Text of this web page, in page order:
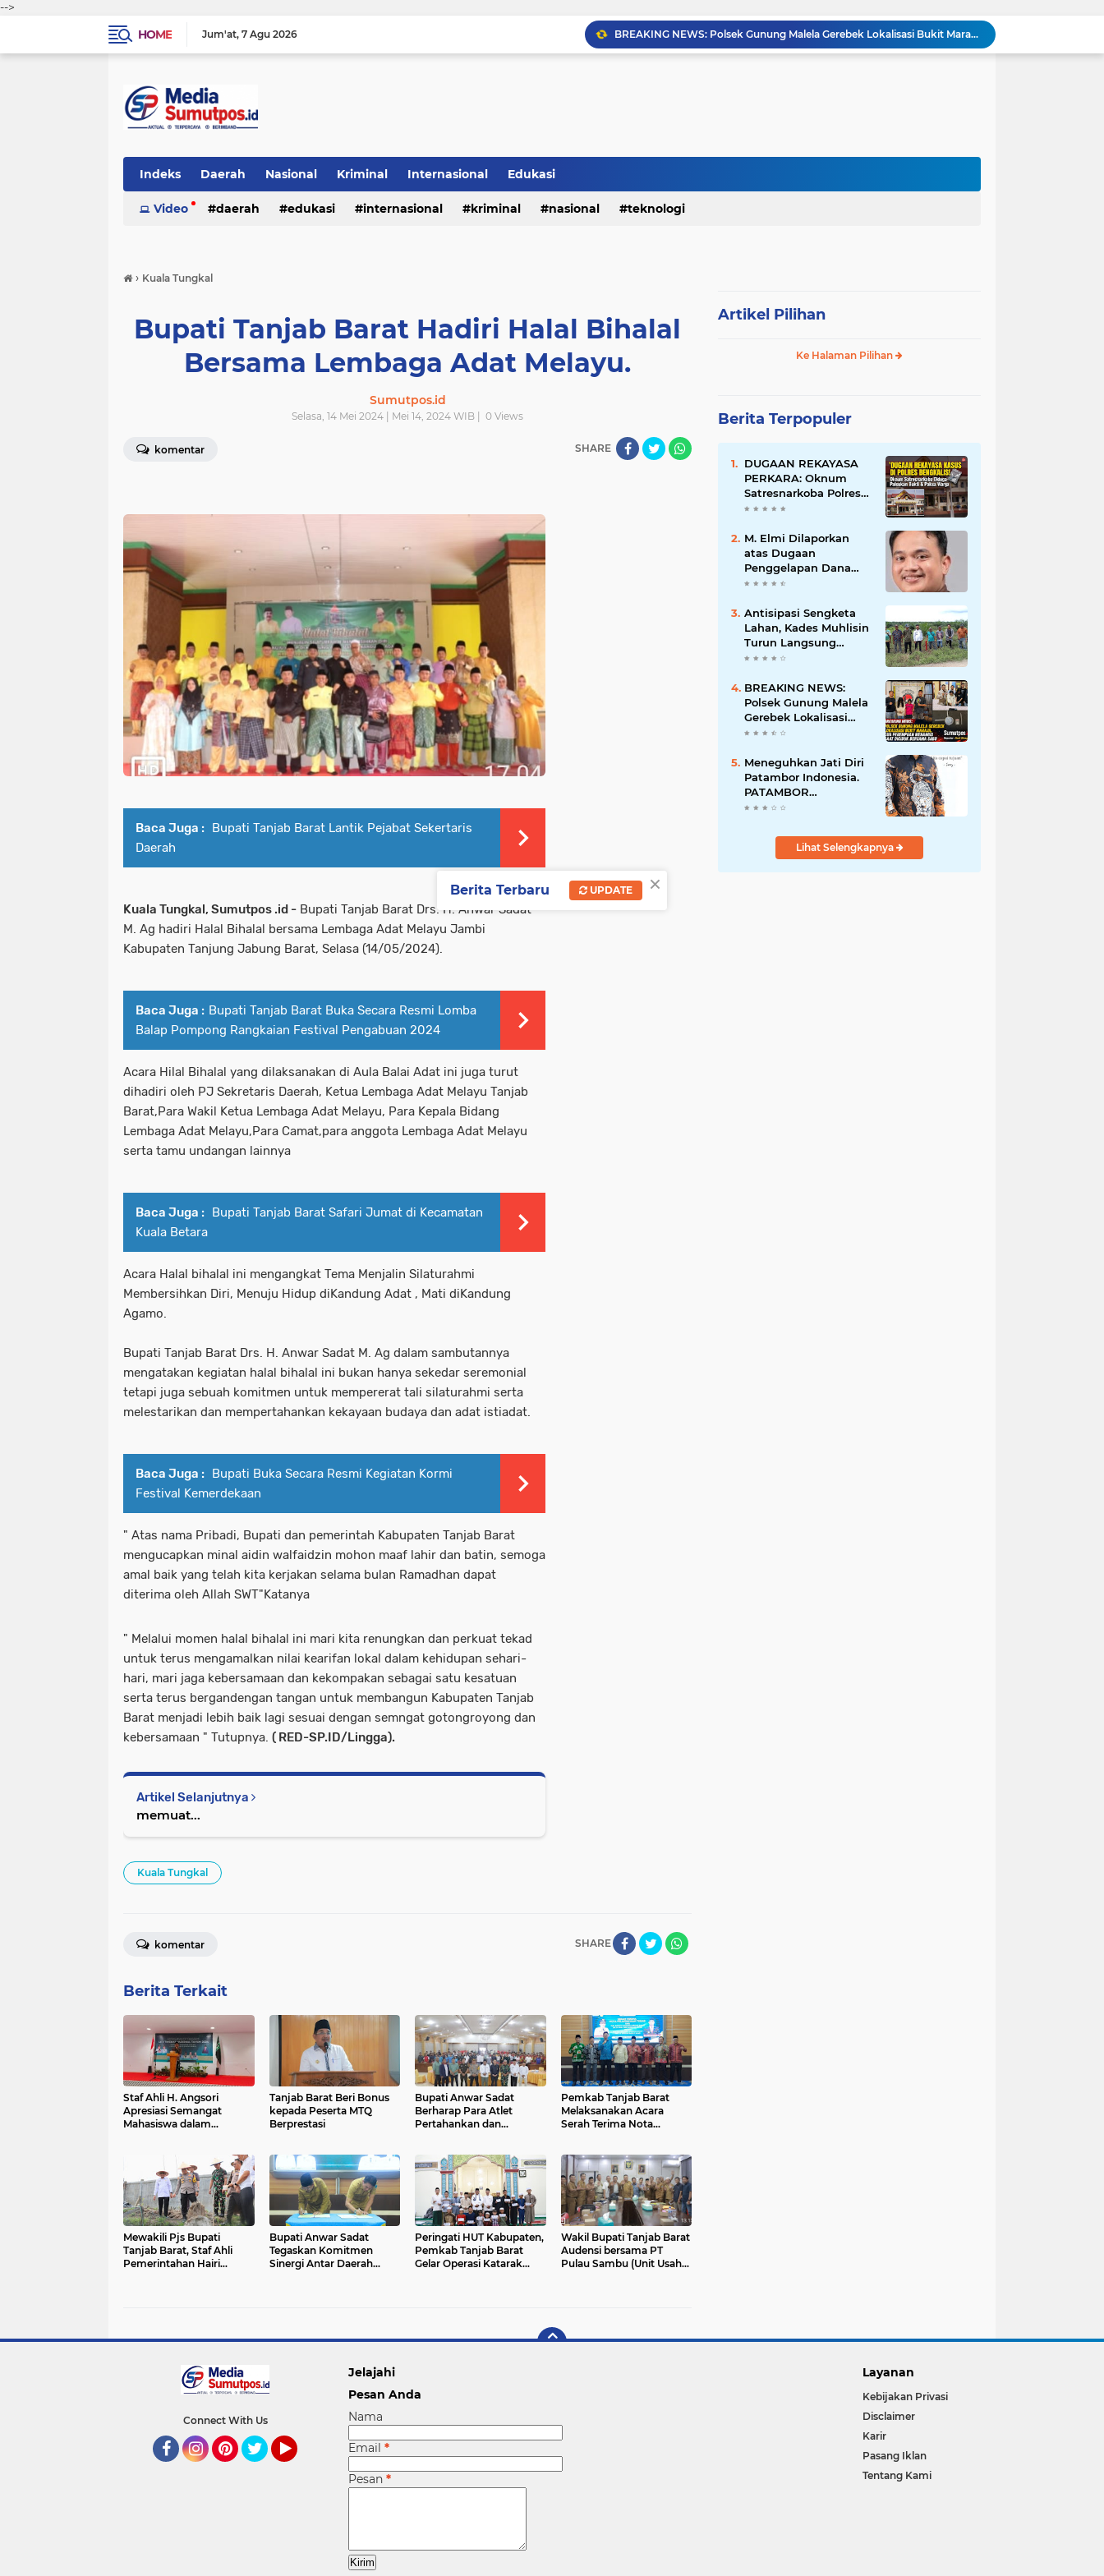
-->
HOME
Jum'at 7 Agu 2026
BREAKING NEWS: Polsek Gunung Malela Gerebek Lokalisasi Bukit Maraja, Dua Perempuan Menangis Saat Diciduk Bersama Sabu
Meneguhkan Jati Diri Patambor Indonesia. PATAMBOR INDONESIA Akan Gelar RAKERNAS II Di Jakarta.
HUT RI ke 81 dan Hari Jadi Kab, Tanjung Jabung Barat ke-62 Bupati Anwar Sadat Resmi Buka Lomba Mancing.
Indeks Daerah Nasional Kriminal Internasional Edukasi
Video daerah edukasi internasional kriminal nasional teknologi
› Kuala Tungkal
Bupati Tanjab Barat Hadiri Halal Bihalal
Bersama Lembaga Adat Melayu.
Sumutpos.id
Selasa, 14 Mei 2024 | Mei 14, 2024 WIB | 0 Views
komentar SHARE
Baca Juga : Bupati Tanjab Barat Lantik Pejabat Sekertaris
Daerah
Kuala Tungkal, Sumutpos .id - Bupati Tanjab Barat Drs. H. Anwar Sadat
M. Ag hadiri Halal Bihalal bersama Lembaga Adat Melayu Jambi
Kabupaten Tanjung Jabung Barat, Selasa (14/05/2024).
Baca Juga : Bupati Tanjab Barat Buka Secara Resmi Lomba
Balap Pompong Rangkaian Festival Pengabuan 2024
Acara Hilal Bihalal yang dilaksanakan di Aula Balai Adat ini juga turut
dihadiri oleh PJ Sekretaris Daerah, Ketua Lembaga Adat Melayu Tanjab
Barat,Para Wakil Ketua Lembaga Adat Melayu, Para Kepala Bidang
Lembaga Adat Melayu,Para Camat,para anggota Lembaga Adat Melayu
serta tamu undangan lainnya
Baca Juga : Bupati Tanjab Barat Safari Jumat di Kecamatan
Kuala Betara
Acara Halal bihalal ini mengangkat Tema Menjalin Silaturahmi
Membersihkan Diri, Menuju Hidup diKandung Adat , Mati diKandung
Agamo.
Bupati Tanjab Barat Drs. H. Anwar Sadat M. Ag dalam sambutannya
mengatakan kegiatan halal bihalal ini bukan hanya sekedar seremonial
tetapi juga sebuah komitmen untuk mempererat tali silaturahmi serta
melestarikan dan mempertahankan kekayaan budaya dan adat istiadat.
Baca Juga : Bupati Buka Secara Resmi Kegiatan Kormi
Festival Kemerdekaan
" Atas nama Pribadi, Bupati dan pemerintah Kabupaten Tanjab Barat
mengucapkan minal aidin walfaidzin mohon maaf lahir dan batin, semoga
amal baik yang telah kita kerjakan selama bulan Ramadhan dapat
diterima oleh Allah SWT"Katanya
" Melalui momen halal bihalal ini mari kita renungkan dan perkuat tekad
untuk terus mengamalkan nilai kearifan lokal dalam kehidupan sehari-
hari, mari jaga kebersamaan dan kekompakan sebagai satu kesatuan
serta terus bergandengan tangan untuk membangun Kabupaten Tanjab
Barat menjadi lebih baik lagi sesuai dengan semngat gotongroyong dan
kebersamaan " Tutupnya. ( RED-SP.ID/Lingga).
Artikel Selanjutnya
memuat...
Kuala Tungkal
SHARE
komentar
Berita Terkait
Staf Ahli H. Angsori
Apresiasi Semangat
Mahasiswa dalam
Tanjab Barat Beri Bonus
kepada Peserta MTQ
Berprestasi
Bupati Anwar Sadat
Berharap Para Atlet
Pertahankan dan
2026
Pemkab Tanjab Barat
Melaksanakan Acara
Serah Terima Nota
MHD. Fer Kusnadi, SP,OG.
Mewakili Pjs Bupati
Tanjab Barat, Staf Ahli
Pemerintahan Hairi
Bupati Anwar Sadat
Tegaskan Komitmen
Sinergi Antar Daerah
Peringati HUT Kabupaten,
Pemkab Tanjab Barat
Gelar Operasi Katarak
Wakil Bupati Tanjab Barat
Audensi bersama PT
Pulau Sambu (Unit Usaha
Artikel Pilihan
Ke Halaman Pilihan
Berita Terpopuler
DUGAAN REKAYASA
PERKARA: Oknum
Satresnarkoba Polres
Bengkalis Diduga
Hingga Paksa Warga
Hadir di TKP
M. Elmi Dilaporkan
atas Dugaan
Penggelapan Dana
Pensiunan Guru dan
Pastikan Proses
Hukum Berjalan
Antisipasi Sengketa
Lahan, Kades Muhlisin
Turun Langsung
Tinjau Batas Wilayah
Diserobot PT Jatim
Jaya Perkasa
BREAKING NEWS:
Polsek Gunung Malela
Gerebek Lokalisasi
Bukit Maraja, Dua
Saat Diciduk Bersama
Sabu
Meneguhkan Jati Diri
Patambor Indonesia.
PATAMBOR
INDONESIA Akan
Jakarta.
Lihat Selengkapnya
Connect With Us
Jelajahi
Pesan Anda
Nama
Email *
Pesan *
Layanan
Kebijakan Privasi
Disclaimer
Karir
Pasang Iklan
Tentang Kami
×
Berita Terbaru UPDATE